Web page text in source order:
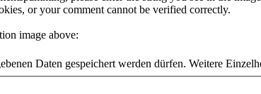
or your comment cannot be verified correctly.
image above:
Daten gespeichert werden dürfen. Weitere